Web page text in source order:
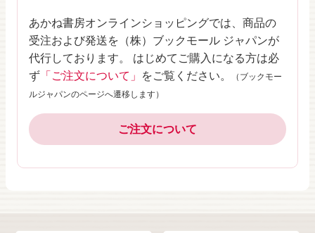
あかね書房オンラインショッピングでは、商品の
受注および発送を（株）ブックモール ジャパンが
代行しております。 はじめてご購入になる方は必
ず 「ご注文について」 をご覧ください。
（ブックモー
ルジャパンのページへ遷移します）
ご注文について